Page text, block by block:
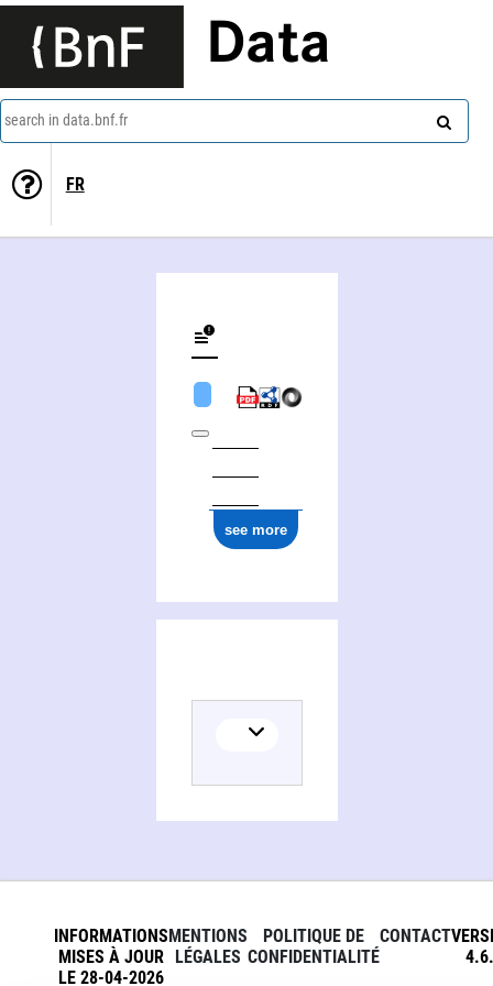
Data
search in data.bnf.fr
FR
see more
INFORMATIONS
MISES À JOUR
LE 28-04-2026
MENTIONS
LÉGALES
POLITIQUE DE
CONFIDENTIALITÉ
CONTACT